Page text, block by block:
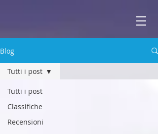
Scuola di
Blog
Tutti i post
Classifiche
Recensioni
Tutti i post